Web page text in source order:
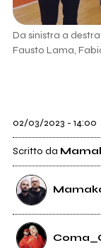
Da sinistra a
Fausto Lama,
02/03/2023 - 14:00
Scritto da